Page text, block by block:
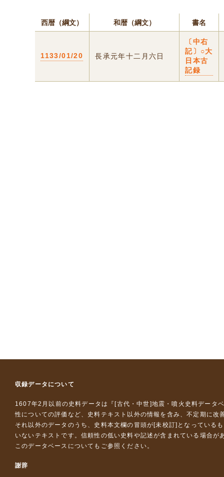
西暦（綱文） 和暦（綱文） 書名
1133/01/20 長承元年十二月六日
〔中右
記〕○大
日本古
記録
収録データについて
1607年2月以前の史料データは『 [古代・中世]地震・噴火史料データ
性についての評価など、史料テキスト以外の情報を含み、不定期に改
それ以外のデータのうち、史料本文欄の冒頭が[未校訂]となっている
いないテキストです。信頼性の低い史料や記述が含まれている場合が
このデータベースについて もご参照ください。
謝辞